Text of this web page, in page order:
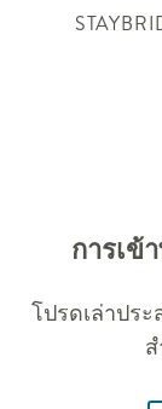
การเข้
โปรดเล่าปร